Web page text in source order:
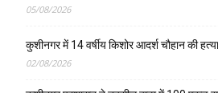
05/08/2026
कुशीनगर में 14 वर्षीय किशोर आदर्श चौहान की
02/08/2026